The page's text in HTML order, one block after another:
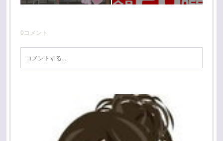
0コメント